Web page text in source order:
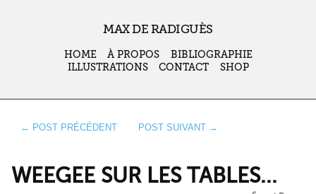
MAX DE RADIGUÈS
HOME À PROPOS
BIBLIOGRAPHIE
ILLUSTRATIONS
CONTACT SHOP
← POST PRÉCÉDENT POST SUIVANT →
WEEGEE SUR LES TABLES...